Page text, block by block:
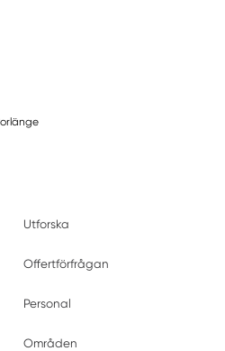
Utforska
Offertförfrågan
Personal
Områden